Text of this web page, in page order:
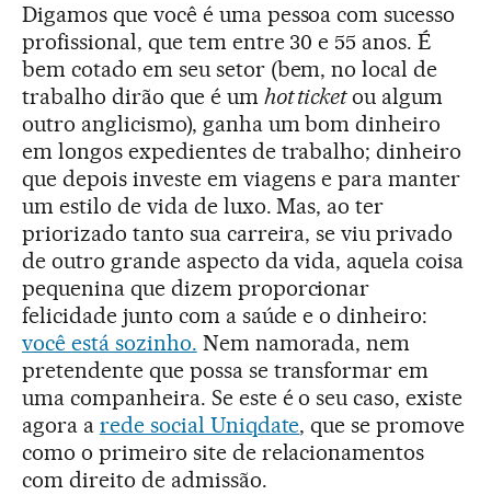
Digamos que você é uma pessoa com sucesso
profissional, que tem entre 30 e 55 anos. É
bem cotado em seu setor (bem, no local de
trabalho dirão que é um hot ticketou algum
outro anglicismo), ganha um bom dinheiro
em longos expedientes de trabalho; dinheiro
que depois investe em viagens e para manter
um estilo de vida de luxo. Mas, ao ter
priorizado tanto sua carreira, se viu privado
de outro grande aspecto da vida, aquela coisa
pequenina que dizem proporcionar
felicidade junto com a saúde e o dinheiro:
você está sozinho. Nem namorada, nem
pretendente que possa se transformar em
uma companheira. Se este é o seu caso, existe
agora a rede social Uniqdate, que se promove
como o primeiro site de relacionamentos
com direito de admissão.